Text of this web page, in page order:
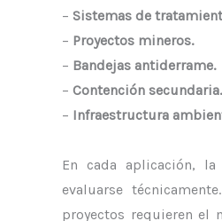
– Sistemas de
– Proyectos mineros.
– Bandejas antiderrame.
– Contención secundaria.
– Infraestructura
En cada aplicación,
evaluarse
proyectos requieren el